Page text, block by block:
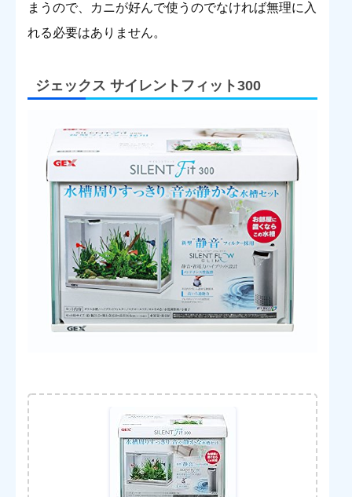
まうので、カニが好んで使うのでなければ無理に入
れる必要はありません。
ジェックス サイレントフィット300